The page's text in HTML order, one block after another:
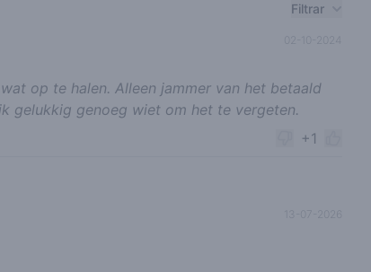
Filtrar
op te halen. Alleen jammer van het betaald
gelukkig genoeg wiet om het te vergeten.
+1
13-07-2026